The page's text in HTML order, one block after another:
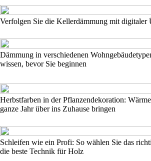
Verfolgen Sie die Kellerdämmung mit digitaler
Dämmung in verschiedenen
wissen, bevor Sie beginnen
Herbstfarben in der Pflanzendekoration:
ganze Jahr über ins Zuhause bringen
Schleifen wie ein Profi: So wählen Sie das
die beste Technik für Holz